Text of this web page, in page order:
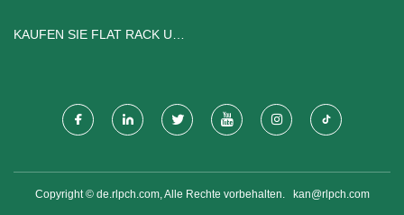
KAUFEN SIE FLAT RACK UND
Copyright © de.rlpch.com, Alle Rechte vorbehalten. kan@rlpch.com